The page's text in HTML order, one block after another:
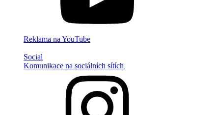
Reklama na YouTube
Social
Komunikace na sociálních sítích